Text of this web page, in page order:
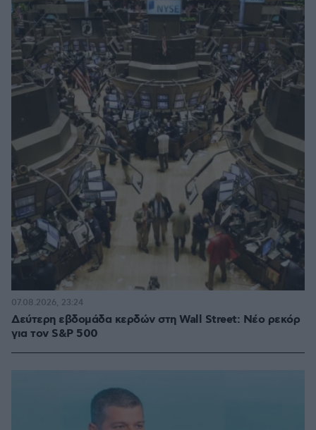
Δεύτερη εβδομάδα κερδών στη Wall Street: Νέο ρεκόρ
για τον S&P 500
07.08.2026, 23:24